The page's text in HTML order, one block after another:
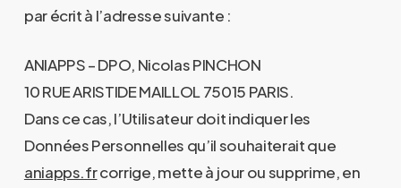
par écrit à l’adresse suivante :
ANIAPPS – DPO, Nicolas PINCHON
10 RUE ARISTIDE MAILLOL 75015 PARIS.
Dans ce cas, l’Utilisateur doit indiquer les
Données Personnelles qu’il souhaiterait que
aniapps.frcorrige, mette à jour ou supprime, en